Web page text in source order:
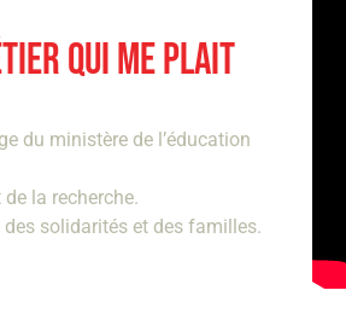
QUI ME PLAIT
du ministère de l’éducation
la recherche.
solidarités et des familles.